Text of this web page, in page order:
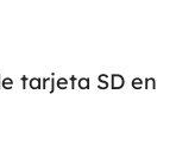
tarjeta SD en